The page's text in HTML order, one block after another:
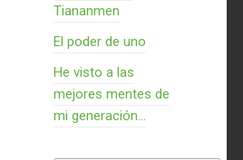
Tiananmen
El poder de uno
He visto a las
mejores mentes de
mi generación…